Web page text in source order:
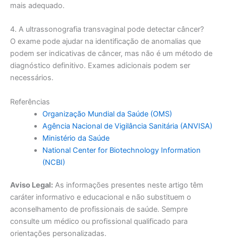
mais adequado.
4. A ultrassonografia transvaginal pode detectar câncer?
O exame pode ajudar na identificação de anomalias que
podem ser indicativas de câncer, mas não é um método de
diagnóstico definitivo. Exames adicionais podem ser
necessários.
Referências
Organização Mundial da Saúde (OMS)
Agência Nacional de Vigilância Sanitária (ANVISA)
Ministério da Saúde
National Center for Biotechnology Information
(NCBI)
Aviso Legal: As informações presentes neste artigo têm
caráter informativo e educacional e não substituem o
aconselhamento de profissionais de saúde. Sempre
consulte um médico ou profissional qualificado para
orientações personalizadas.